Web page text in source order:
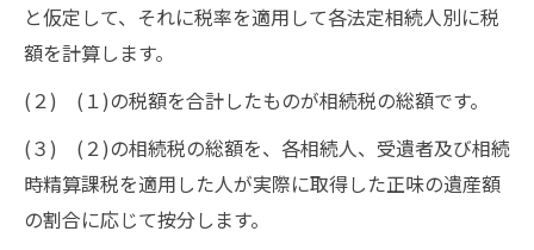
と仮定して、それに税率を適用して各法定相続人別に税
額を計算します。
(２) (１)の税額を合計したものが相続税の総額です。
(３) (２)の相続税の総額を、各相続人、受遺者及び相続
時精算課税を適用した人が実際に取得した正味の遺産額
の割合に応じて按分します。